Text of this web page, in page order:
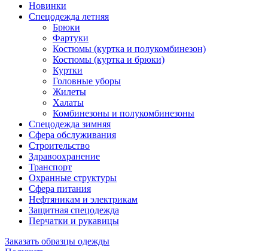
Новинки
Спецодежда летняя
Брюки
Фартуки
Костюмы (куртка и полукомбинезон)
Костюмы (куртка и брюки)
Куртки
Головные уборы
Жилеты
Халаты
Комбинезоны и полукомбинезоны
Спецодежда зимняя
Сфера обслуживания
Строительство
Здравоохранение
Транспорт
Охранные структуры
Сфера питания
Нефтяникам и электрикам
Защитная спецодежда
Перчатки и рукавицы
Заказать образцы одежды